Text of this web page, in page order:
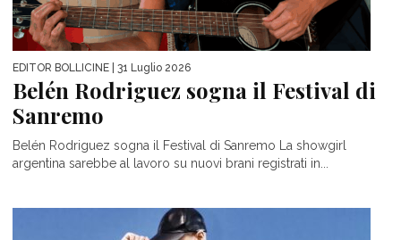
EDITOR BOLLICINE | 31 Luglio 2026
Belén Rodriguez sogna il Festival di
Sanremo
Belén Rodriguez sogna il Festival di Sanremo La showgirl
argentina sarebbe al lavoro su nuovi brani registrati in...